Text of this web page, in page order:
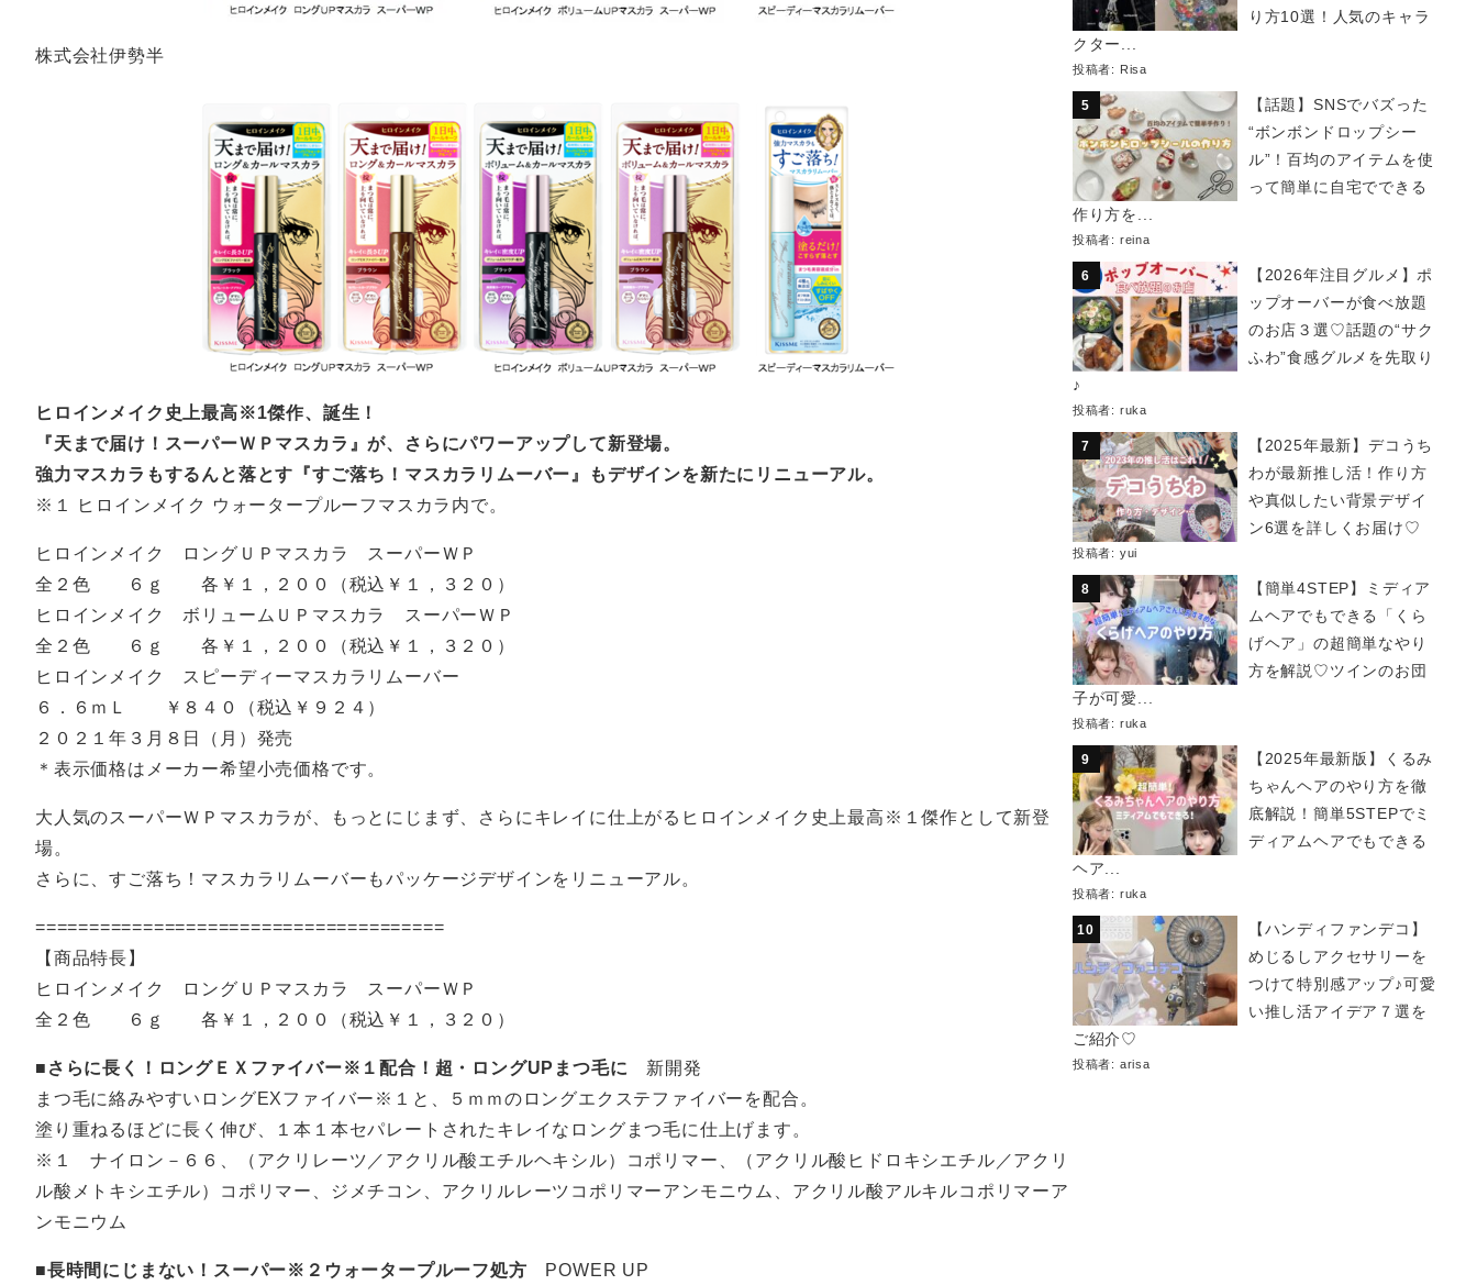
株式会社伊勢半
ヒロインメイク史上最高※1傑作、誕生！
『天まで届け！スーパーＷＰマスカラ』が、さらにパワーアップして新登場。
強力マスカラもするんと落とす『すご落ち！マスカラリムーバー』もデザインを新たにリニューアル。
※１ ヒロインメイク ウォータープルーフマスカラ内で。
ヒロインメイク ロングＵＰマスカラ スーパーＷＰ
全２色 ６ｇ 各￥１，２００（税込￥１，３２０）
ヒロインメイク ボリュームＵＰマスカラ スーパーＷＰ
全２色 ６ｇ 各￥１，２００（税込￥１，３２０）
ヒロインメイク スピーディーマスカラリムーバー
６．６ｍＬ ￥８４０（税込￥９２４）
２０２１年３月８日（月）発売
＊表示価格はメーカー希望小売価格です。
大人気のスーパーＷＰマスカラが、もっとにじまず、さらにキレイに仕上がるヒロインメイク史上最高※１傑作として新登
場。
さらに、すご落ち！マスカラリムーバーもパッケージデザインをリニューアル。
======================================
【商品特長】
ヒロインメイク ロングＵＰマスカラ スーパーＷＰ
全２色 ６ｇ 各￥１，２００（税込￥１，３２０）
■さらに長く！ロングＥＸファイバー※１配合！超・ロングUPまつ毛に 新開発
まつ毛に絡みやすいロングEXファイバー※１と、５ｍｍのロングエクステファイバーを配合。
塗り重ねるほどに長く伸び、１本１本セパレートされたキレイなロングまつ毛に仕上げます。
※１ ナイロン－６６、（アクリレーツ／アクリル酸エチルヘキシル）コポリマー、（アクリル酸ヒドロキシエチル／アクリ
ル酸メトキシエチル）コポリマー、ジメチコン、アクリルレーツコポリマーアンモニウム、アクリル酸アルキルコポリマーア
ンモニウム
■長時間にじまない！スーパー※２ウォータープルーフ処方 POWER UP
り方10選！人気のキャラ
クター...
投稿者: Risa
【話題】SNSでバズった
“ボンボンドロップシー
ル”！百均のアイテムを使
って簡単に自宅でできる
作り方を...
投稿者: reina
【2026年注目グルメ】ポ
ップオーバーが食べ放題
のお店３選♡話題の“サク
ふわ”食感グルメを先取り
♪
投稿者: ruka
【2025年最新】デコうち
わが最新推し活！作り方
や真似したい背景デザイ
ン6選を詳しくお届け♡
投稿者: yui
【簡単4STEP】ミディア
ムヘアでもできる「くら
げヘア」の超簡単なやり
方を解説♡ツインのお団
子が可愛...
投稿者: ruka
【2025年最新版】くるみ
ちゃんヘアのやり方を徹
底解説！簡単5STEPでミ
ディアムヘアでもできる
ヘア...
投稿者: ruka
【ハンディファンデコ】
めじるしアクセサリーを
つけて特別感アップ♪可愛
い推し活アイデア７選を
ご紹介♡
投稿者: arisa